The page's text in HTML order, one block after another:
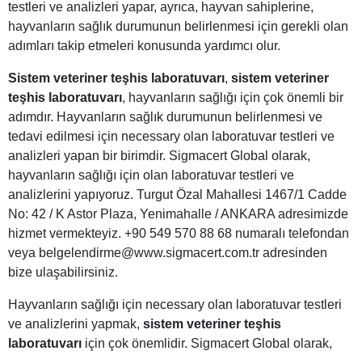
testleri ve analizleri yapar, ayrıca, hayvan sahiplerine,
hayvanların sağlık durumunun belirlenmesi için gerekli olan
adımları takip etmeleri konusunda yardımcı olur.
Sistem veteriner teşhis laboratuvarı, sistem veteriner
teşhis laboratuvarı, hayvanların sağlığı için çok önemli bir
adımdır. Hayvanların sağlık durumunun belirlenmesi ve
tedavi edilmesi için necessary olan laboratuvar testleri ve
analizleri yapan bir birimdir. Sigmacert Global olarak,
hayvanların sağlığı için olan laboratuvar testleri ve
analizlerini yapıyoruz. Turgut Özal Mahallesi 1467/1 Cadde
No: 42 / K Astor Plaza, Yenimahalle / ANKARA adresimizde
hizmet vermekteyiz. +90 549 570 88 68 numaralı telefondan
veya belgelendirme@www.sigmacert.com.tr adresinden
bize ulaşabilirsiniz.
Hayvanların sağlığı için necessary olan laboratuvar testleri
ve analizlerini yapmak, sistem veteriner teşhis
laboratuvarı için çok önemlidir. Sigmacert Global olarak,